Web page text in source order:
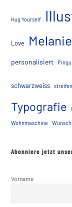
Hug Yourself
Love Melanie
personalisiert
schwarzweiss streifen
Typografie
Wohnmaschine
Abonniere jetzt
Vorname